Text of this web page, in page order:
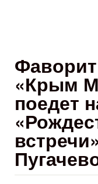
«Крым
поедет